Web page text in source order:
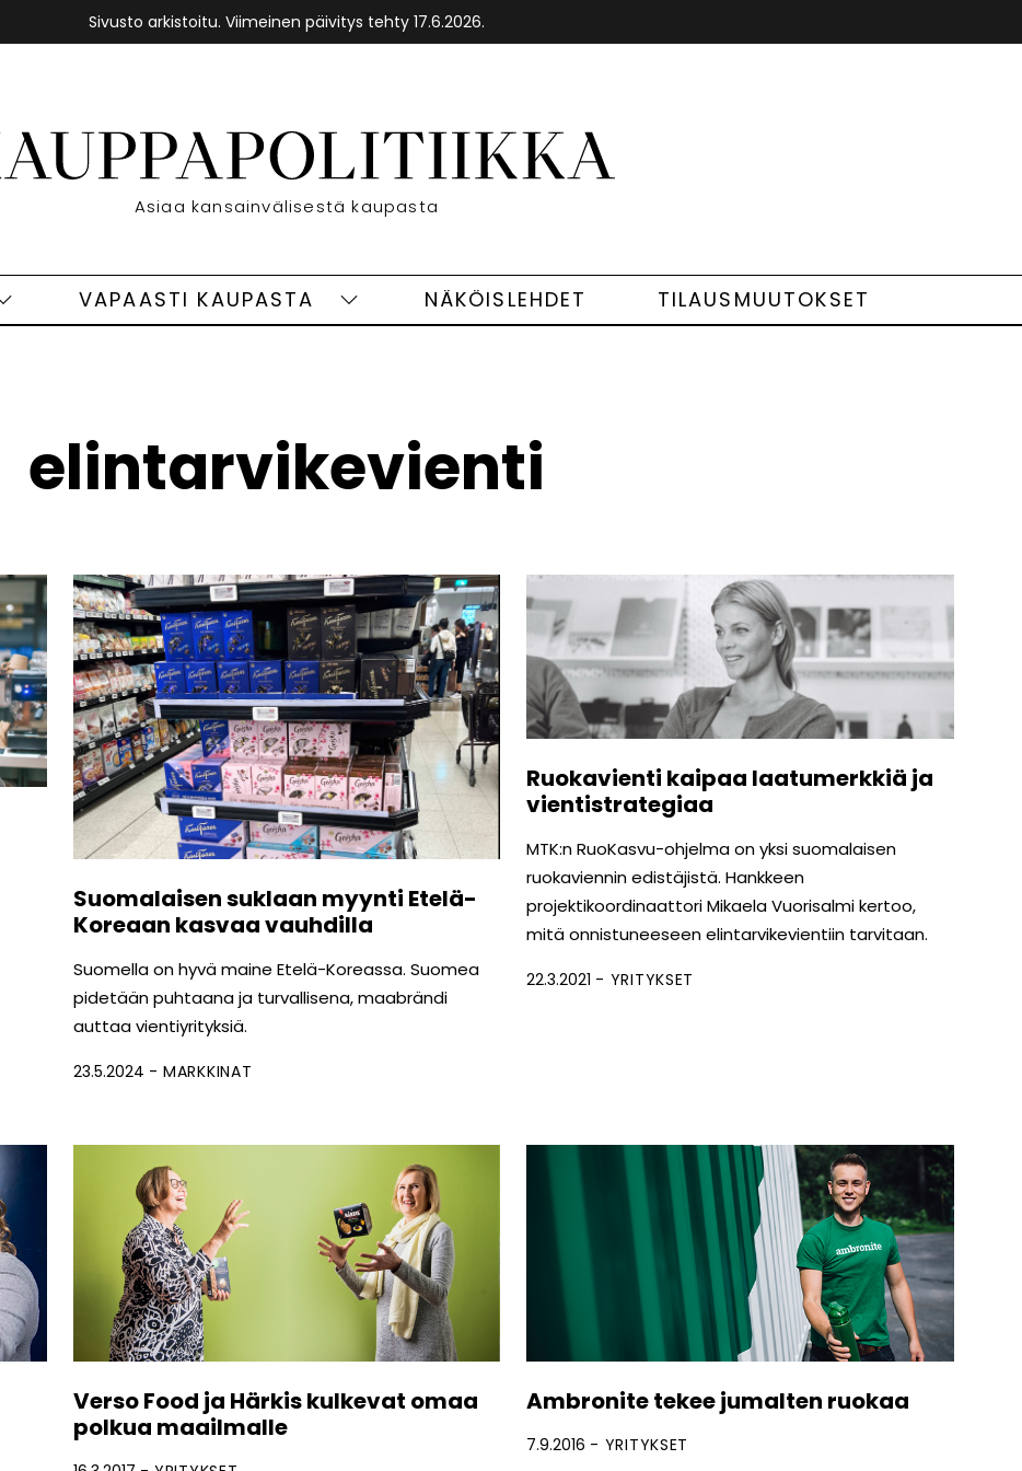
Sivusto arkistoitu. Viimeinen päivitys tehty 17.6.2026.
Etusivu
Asiaa kansainvälisestä kaupasta
Alueet
VAPAASTI KAUPASTA
VapaastiNÄKÖISLEHDET TILAUSMUUTOKSET
elintarvikevienti
Suomalaisen suklaan myynti Etelä-
Koreaan kasvaa vauhdilla
Suomella on hyvä maine Etelä-Koreassa. Suomea
pidetään puhtaana ja turvallisena, maabrändi
auttaa vientiyrityksiä.
23.5.2024 MARKKINAT
Ruokavienti kaipaa laatumerkkiä ja
vientistrategiaa
MTK:n RuoKasvu-ohjelma on yksi suomalaisen
ruokaviennin edistäjistä. Hankkeen
projektikoordinaattori Mikaela Vuorisalmi kertoo,
mitä onnistuneeseen elintarvikevientiin tarvitaan.
22.3.2021 YRITYKSET
Verso Food ja Härkis kulkevat omaa
polkua maailmalle
Ambronite tekee jumalten ruokaa
7.9.2016 YRITYKSET